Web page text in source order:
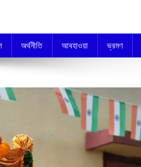
অর্থনীতি আবহাওয়া ভ্রমণ